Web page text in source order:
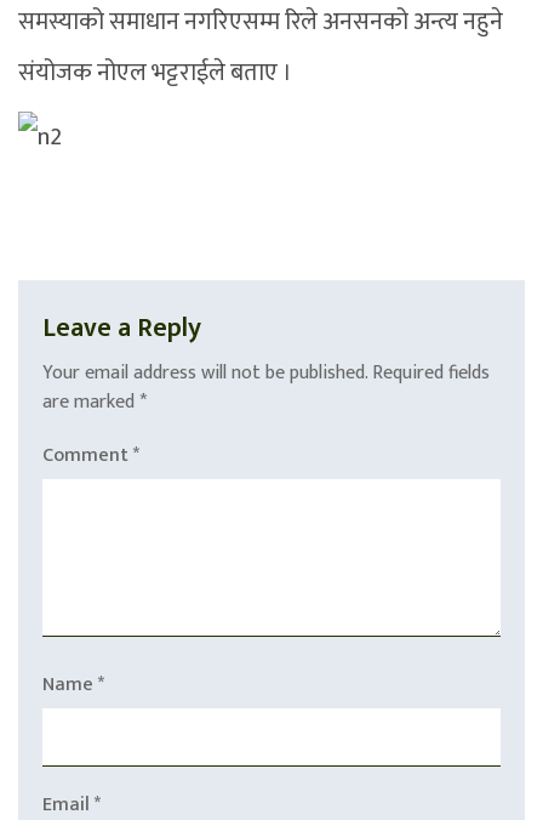
समस्याको समाधान नगरिएसम्म रिले अनसनको अन्त्य नहुने
संयोजक नोएल भट्टराईले बताए ।
Leave a Reply
Your email address will not be published.Required fields
are marked *
Comment*
Name*
Email*